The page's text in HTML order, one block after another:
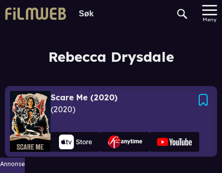
Meny
Rebecca Drysdale
Scare Me (2020)
2020
Annonse